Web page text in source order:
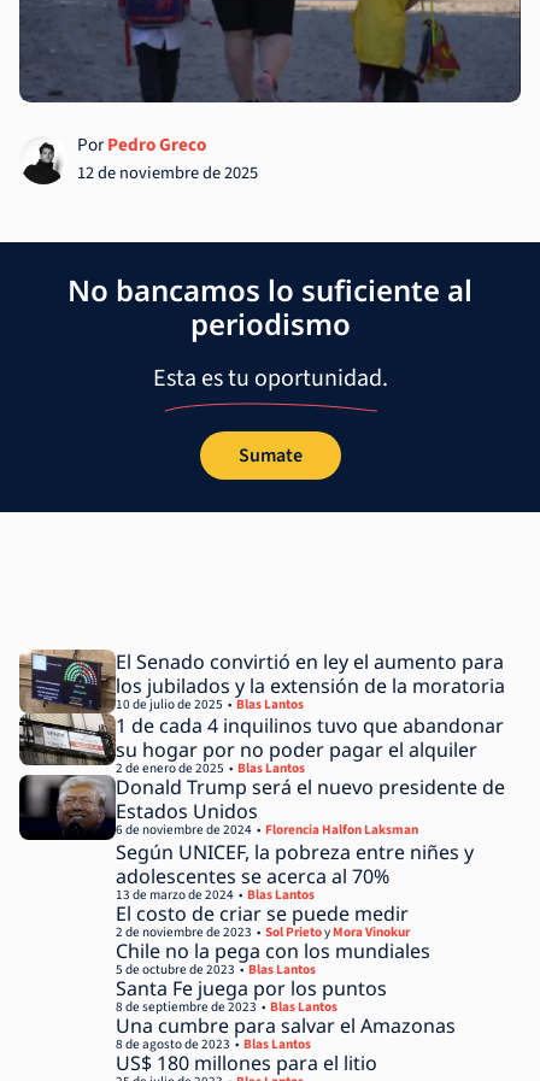
PorPedro Greco
12 de noviembre de 2025
No bancamos lo suficiente al
periodismo
Esta es tu oportunidad.
Sumate
El Senado convirtió en ley el aumento para
los jubilados y la extensión de la moratoria
Blas Lantos
10 de julio de 2025
1 de cada 4 inquilinos tuvo que abandonar
su hogar por no poder pagar el alquiler
Blas Lantos
2 de enero de 2025
Donald Trump será el nuevo presidente de
Estados Unidos
Florencia Halfon Laksman
6 de noviembre de 2024
Según UNICEF, la pobreza entre niñes y
adolescentes se acerca al 70%
Blas Lantos
13 de marzo de 2024
El costo de criar se puede medir
Sol PrietoyMora Vinokur
2 de noviembre de 2023
Chile no la pega con los mundiales
Blas Lantos
5 de octubre de 2023
Santa Fe juega por los puntos
Blas Lantos
8 de septiembre de 2023
Una cumbre para salvar el Amazonas
Blas Lantos
8 de agosto de 2023
US$ 180 millones para el litio